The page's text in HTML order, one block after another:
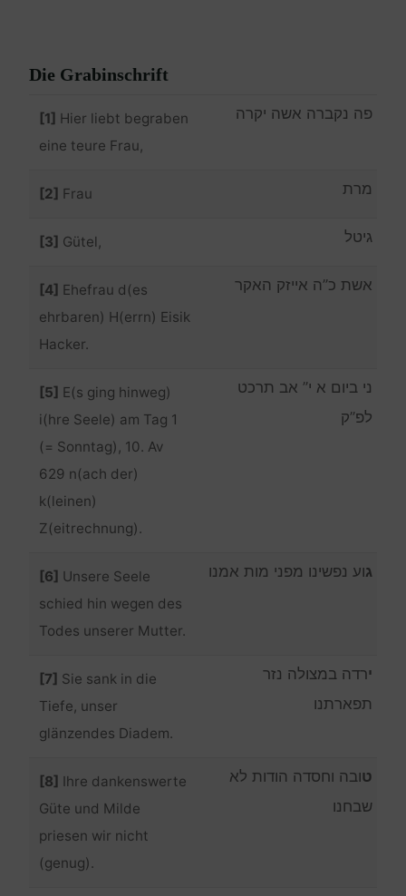
Die Grabinschrift
[1] Hier liebt begraben
eine teure Frau,
פה נקברה אשה יקרה
[2] Frau מרת
[3] Gütel, גיטל
[4] Ehefrau d(es
ehrbaren) H(errn) Eisik
Hacker.
אשת כ”ה אייזק האקר
[5] E(s ging hinweg)
i(hre Seele) am Tag 1
(= Sonntag), 10. Av
629 n(ach der)
k(leinen)
Z(eitrechnung).
ני ביום א י” אב תרכט
לפ”ק
[6] Unsere Seele
schied hin wegen des
Todes unserer Mutter.
גוע נפשינו מפני מות אמנו
[7] Sie sank in die
Tiefe, unser
glänzendes Diadem.
ירדה במצולה נזר
תפארתנו
[8] Ihre dankenswerte
Güte und Milde
priesen wir nicht
(genug).
טובה וחסדה הודות לא
שבחנו